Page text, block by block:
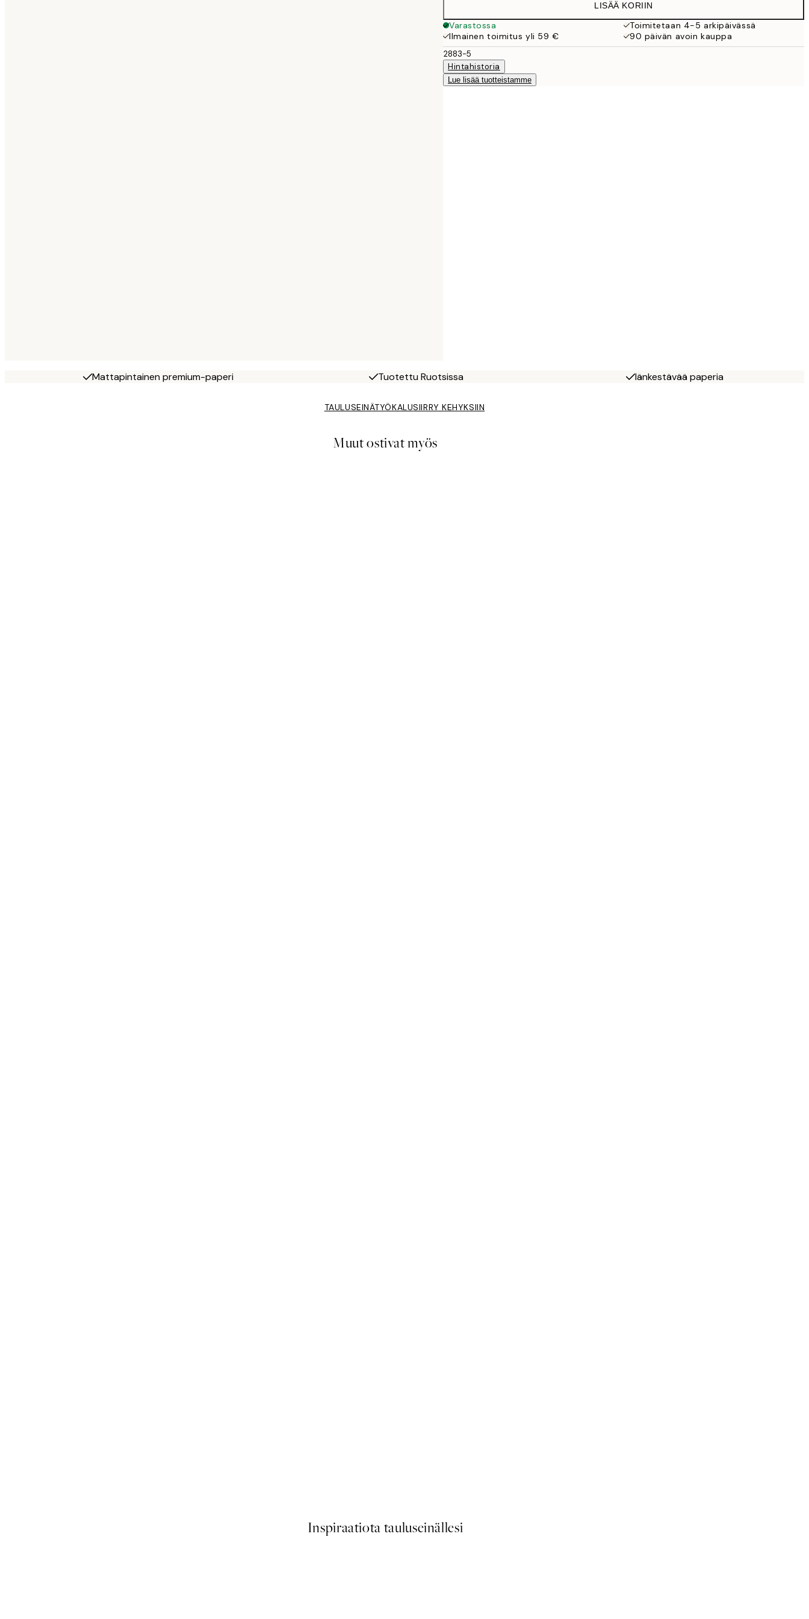
LISÄÄ KORIIN
Varastossa
Toimitetaan 4-5 arkipäivässä
Ilmainen toimitus yli 59 €
90 päivän avoin kauppa
2883-5
Hintahistoria
Lue lisää tuotteistamme
Mattapintainen premium-paperi Tuotettu Ruotsissa Iänkestävää paperia
TAULUSEINÄTYÖKALUSIIRRY KEHYKSIIN
Muut ostivat myös
Inspiraatiota tauluseinällesi